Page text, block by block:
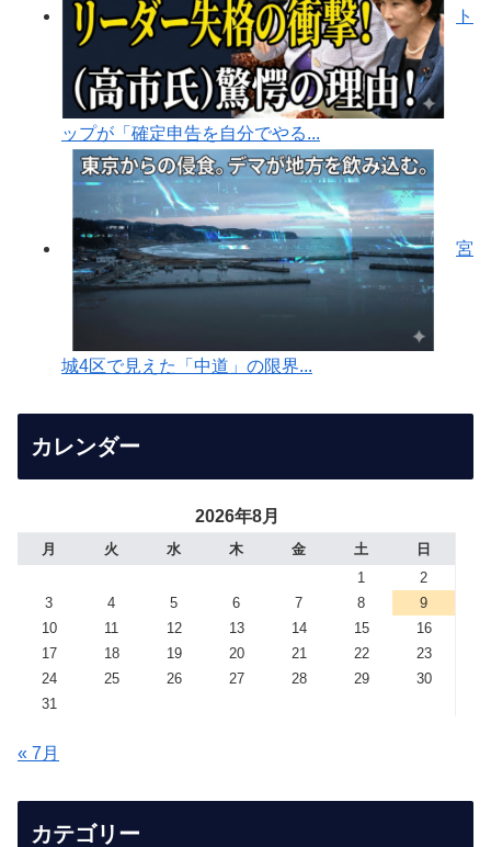
ト
ップが「確定申告を自分でやる...
宮
城4区で見えた「中道」の限界...
カレンダー
2026年8月
月 火 水 木 金 土
日
1
2
3
4 5 6 7 8
9
10
11 12 13 14 15
16
17
18 19 20 21 22
23
24
25 26 27 28 29
30
31
« 7月
カテゴリー